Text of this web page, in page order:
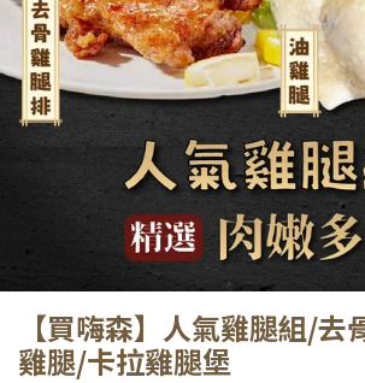
【買嗨森】人氣雞腿組/去
雞腿/卡拉雞腿堡